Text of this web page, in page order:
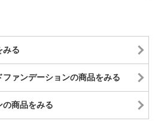
みる
ファンデーションの商品をみる
の商品をみる